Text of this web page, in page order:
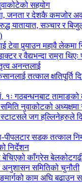
सहयोग
जनता र देशकै कमजोर
यातायात, सञ्चार र
टेवा पुर्‍याउन महावै लेकमा
र वैद्यभन्दा राम्रा
अनन्तलाई
तत्काल क्षतिपूर्ति
१ः गठबन्धनबाट तामाङको
नुवाकोटको अध्यक्षमा
जग हल्लिनेहरुले
पीपलटार सडक तत्काल
निर्देशन
बेचिएको काँग्रेस
अनुशासन समितिको चुनौती
काम अघि बढाउन